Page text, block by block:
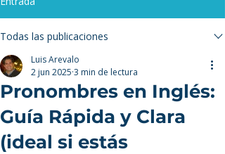
Todas las publicaciones
Pronombres en Inglés:
Guía Rápida y Clara
(ideal si estás
Luis Arevalo
2 jun 2025 3 min de lectura